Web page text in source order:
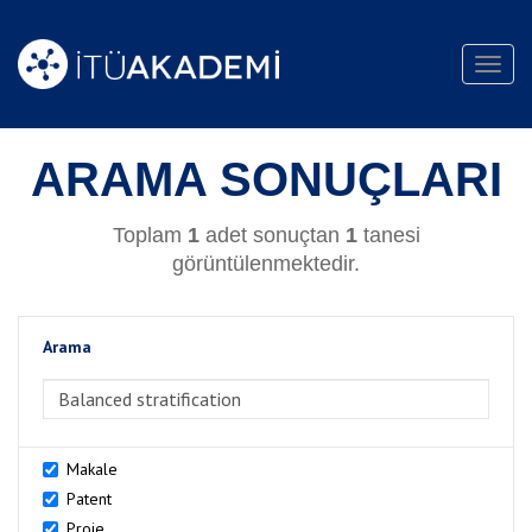
ARAMA SONUÇLARI
Toplam 1adet sonuçtan 1tanesi
görüntülenmektedir.
Arama
Makale
Patent